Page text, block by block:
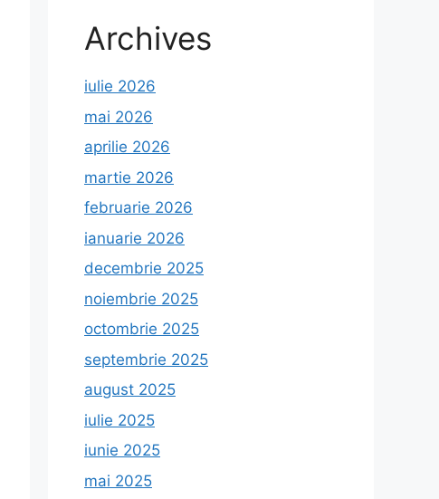
Archives
iulie 2026
mai 2026
aprilie 2026
martie 2026
februarie 2026
ianuarie 2026
decembrie 2025
noiembrie 2025
octombrie 2025
septembrie 2025
august 2025
iulie 2025
iunie 2025
mai 2025